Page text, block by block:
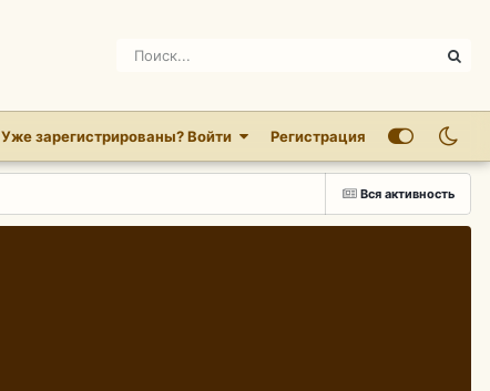
Уже зарегистрированы? Войти Регистрация
Вся активность